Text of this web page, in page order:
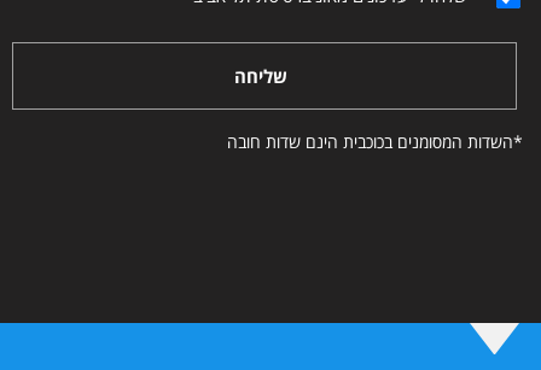
שליחה
*השדות המסומנים בכוכבית הינם שדות חובה